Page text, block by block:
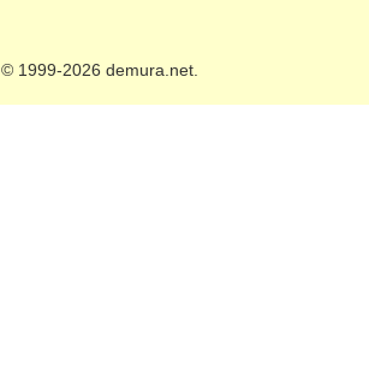
© 1999-2026 demura.net.